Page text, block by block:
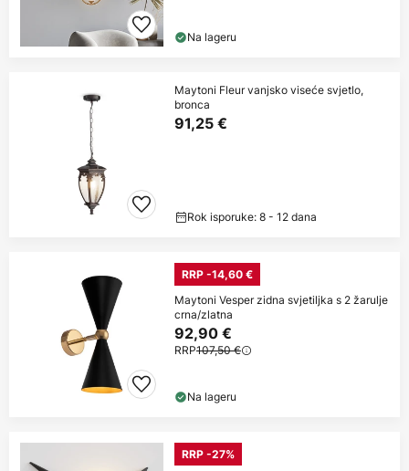
Na lageru
Maytoni Fleur vanjsko viseće svjetlo,
bronca
91,25 €
Rok isporuke: 8 - 12 dana
RRP -14,60 €
Maytoni Vesper zidna svjetiljka s 2 žarulje
crna/zlatna
92,90 €
RRP107,50 €
Na lageru
RRP -27%